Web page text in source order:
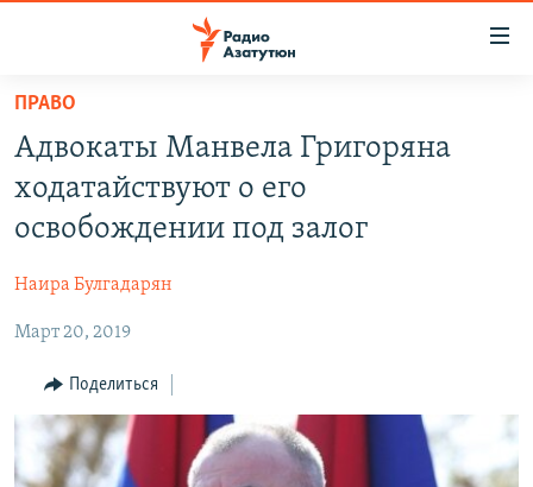
Перейти
основному
содержанию
Перейти
основной
навигации
Перейти
поиску
НОВОСТИ
ПОЛИТИКА
ЭКОНОМИКА
РЕГИОН
НАГОРНЫЙ КАРАБАХ
КУЛЬТУРА
СПОРТ
ПРАВО
Адвокаты Манвела Григоряна
ходатайствуют о его
освобождении под залог
Наира Булгадарян
Март 20, 2019
Поделиться